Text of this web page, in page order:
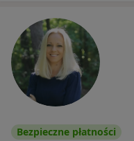
Bezpieczne płatności